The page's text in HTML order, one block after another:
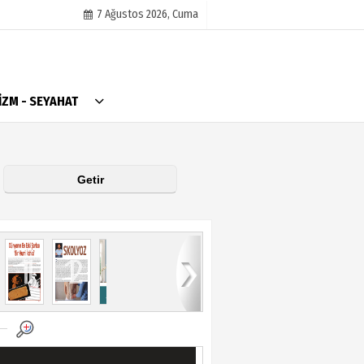
7 Ağustos 2026, Cuma
- SEYAHAT
AlanyaTime TV
Moovit
Künye
11 12